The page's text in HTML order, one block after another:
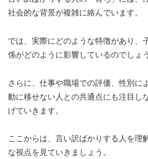
社会的な背景が複雑に絡んでいます。
では、実際にどのような特徴があり、
係がどのように影響しているのでしょ
さらに、仕事や職場での評価、性別に
動に移せない人との共通点にも注目し
げていきます。
ここからは、言い訳ばかりする人を理
な視点を見ていきましょう。